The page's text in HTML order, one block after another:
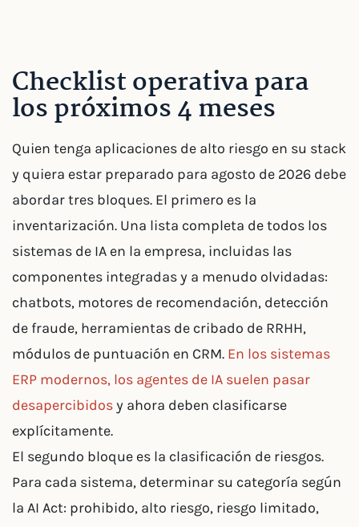
Checklist operativa para
los próximos 4 meses
Quien tenga aplicaciones de alto riesgo en su stack
y quiera estar preparado para agosto de 2026 debe
abordar tres bloques. El primero es la
inventarización. Una lista completa de todos los
sistemas de IA en la empresa, incluidas las
componentes integradas y a menudo olvidadas:
chatbots, motores de recomendación, detección
de fraude, herramientas de cribado de RRHH,
módulos de puntuación en CRM. En los sistemas
ERP modernos, los agentes de IA suelen pasar
desapercibidosy ahora deben clasificarse
explícitamente.
El segundo bloque es la clasificación de riesgos.
Para cada sistema, determinar su categoría según
la AI Act: prohibido, alto riesgo, riesgo limitado,